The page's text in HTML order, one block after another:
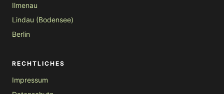
Ilmenau
Lindau (Bodensee)
Berlin
RECHTLICHES
Impressum